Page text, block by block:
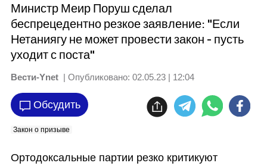
Министр Меир Поруш сделал
беспрецедентно резкое заявление: "Если
Нетаниягу не может провести закон - пусть
уходит с поста"
Вести-Ynet | Опубликовано: 02.05.23 | 12:04
Обсудить
Закон о призыве
Ортодоксальные партии резко критикуют